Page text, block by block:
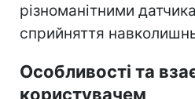
різноманітними
сприйняття
Особливості та
користувачем